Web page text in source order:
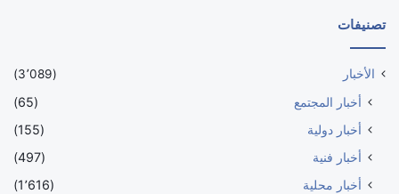
تصنيفات
الأخبار (3٬089)
أخبار المجتمع
(65)
أخبار دولية
(155)
أخبار فنية
(497)
أخبار محلية
(1٬616)